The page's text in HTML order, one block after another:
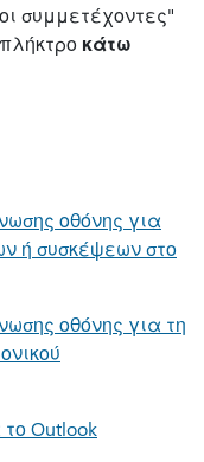
συμμετέχοντες"
κάτω
οθόνης για
ή συσκέψεων στο
οθόνης για τη
Outlook